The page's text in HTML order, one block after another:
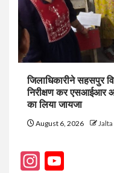
जिलाधिकारीने सहसपुर
निरीक्षण कर एसआईआर
का लिया जायजा
August 6, 2026
Instagram